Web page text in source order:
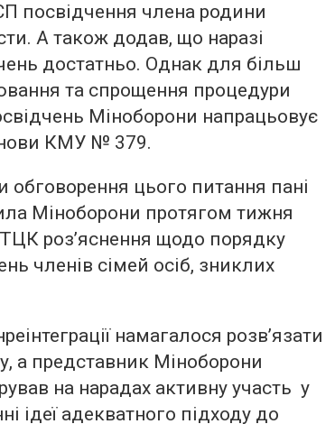
посвідчення члена родини
А також додав, що наразі
достатньо. Однак для більш
та спрощення процедури
Міноборони напрацьовує
КМУ № 379.
обговорення цього питання пані
Міноборони протягом тижня
ТЦК роз’яснення щодо порядку
членів сімей осіб, зниклих
намагалося розв’язати
а представник Міноборони
на нарадах активну участь у
ідеї адекватного підходу до